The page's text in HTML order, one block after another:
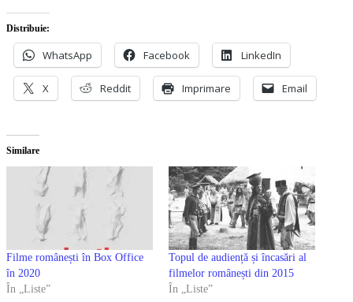
Distribuie:
WhatsApp Facebook LinkedIn
X Reddit Imprimare Email
Similare
Filme românești în Box Office
în 2020
În „Liste”
Topul de audiență și încasări al
filmelor românești din 2015
În „Liste”